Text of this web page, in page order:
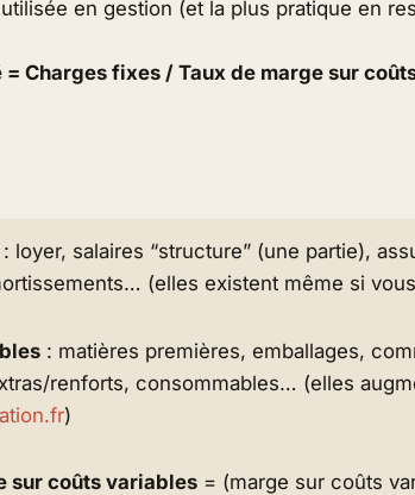
en gestion (et la plus pratique en
Charges fixes / Taux de marge sur
: loyer, salaires “structure” (une partie),
(elles existent même si
: matières premières, emballages,
renforts, consommables… (elles
)
sur coûts variables = (marge sur coûts